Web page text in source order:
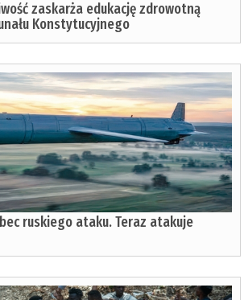
zaskarża edukację zdrowotną
Konstytucyjnego
ruskiego ataku. Teraz atakuje